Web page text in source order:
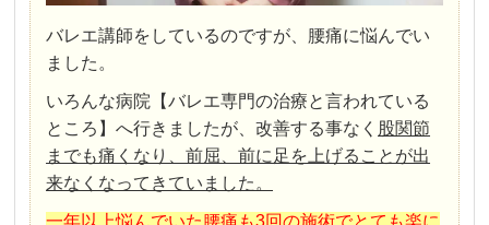
バレエ講師をしているのですが、腰痛に悩んでい
ました。
いろんな病院【バレエ専門の治療と言われている
ところ】へ行きましたが、改善する事なく 股関節
までも痛くなり、前屈、前に足を上げることが出
来なくなってきていました。
一年以上悩んでいた腰痛も3回の施術でとても楽に